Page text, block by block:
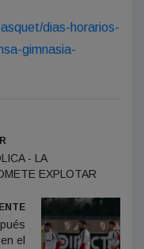
dias-horarios-
gimnasia-
- LA
EXPLOTAR
el